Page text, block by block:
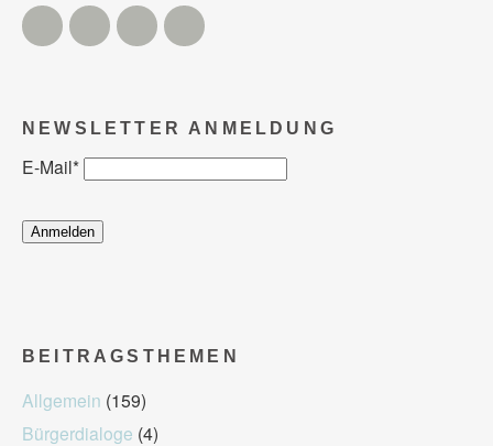
Twitter FacebookInstagram
NEWSLETTER ANMELDUNG
E-Mail*
BEITRAGSTHEMEN
Allgemein (159)
Bürgerdialoge (4)